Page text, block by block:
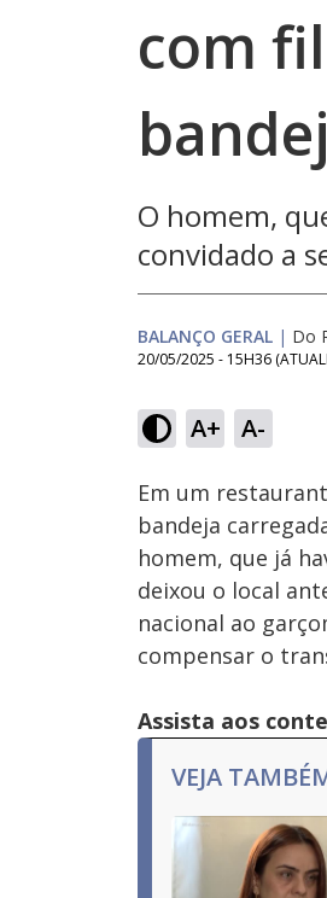
com
O homem,
convidado a
BALANÇO GERAL | Do
20/05/2025 - 15H36
A+ A-
Ativar
Som
Em um
bandeja
homem, que já
deixou o local
nacional ao
compensar o
Assista aos
VEJA